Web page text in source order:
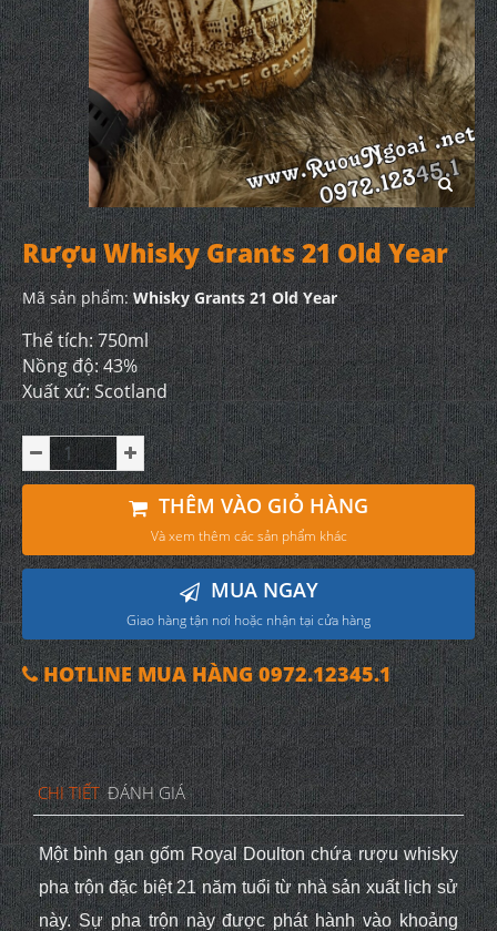
Rượu Whisky Grants 21 Old Year
Mã sản phẩm:Whisky Grants 21 Old Year
Thể tích: 750ml
Nồng độ: 43%
Xuất xứ: Scotland
THÊM VÀO GIỎ HÀNG
Và xem thêm các sản phẩm khác
MUA NGAY
Giao hàng tận nơi hoặc nhận tại cửa hàng
HOTLINE MUA HÀNG 0972.12345.1
CHI TIẾT ĐÁNH GIÁ
Một bình gạn gốm Royal Doulton chứa rượu whisky
pha trộn đặc biệt 21 năm tuổi từ nhà sản xuất lịch sử
này. Sự pha trộn này được phát hành vào khoảng